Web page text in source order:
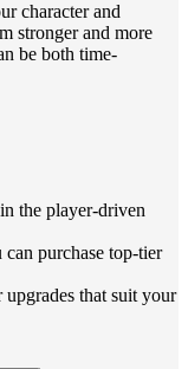
character and
stronger and more
be both time-
the player-driven
purchase top-tier
that suit your